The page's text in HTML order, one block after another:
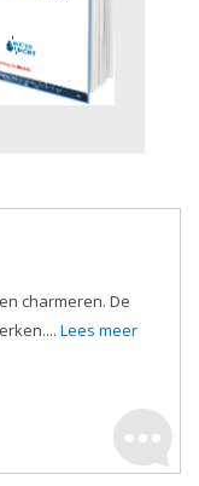
charmeren. De
Lees meer